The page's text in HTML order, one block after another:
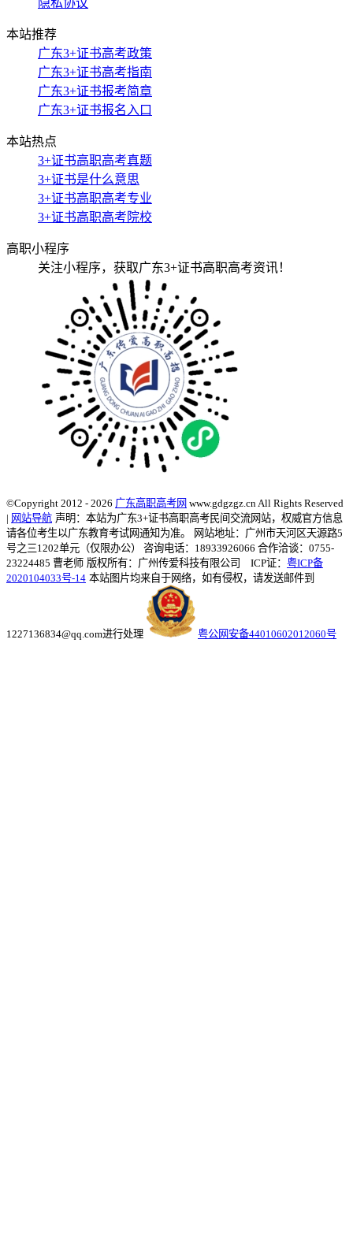
本站推荐
广东3+证书高考政策
广东3+证书高考指南
广东3+证书报考简章
广东3+证书报名入口
本站热点
3+证书高职高考真题
3+证书是什么意思
3+证书高职高考专业
3+证书高职高考院校
高职小程序
关注小程序，获取广东3+证书高职高考资讯！
©Copyright 2012 - 2026 广东高职高考网 www.gdgzgz.cn All Rights Reserved
| 网站导航 声明：本站为广东3+证书高职高考民间交流网站，权威官方信息
请各位考生以广东教育考试网通知为准。
网站地址：广州市天河区天源路5
号之三1202单元（仅限办公） 咨询电话：18933926066 合作洽谈：0755-
23224485 曹老师 版权所有：广州传爱科技有限公司 ICP证： 粤ICP备
2020104033号-14 本站图片均来自于网络，如有侵权，请发送邮件到
1227136834@qq.com进行处理 粤公网安备44010602012060号